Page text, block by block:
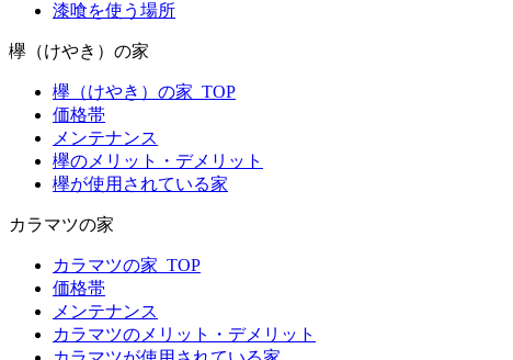
漆喰を使う場所
欅（けやき）の家
欅（けやき）の家_TOP
価格帯
メンテナンス
欅のメリット・デメリット
欅が使用されている家
カラマツの家
カラマツの家_TOP
価格帯
メンテナンス
カラマツのメリット・デメリット